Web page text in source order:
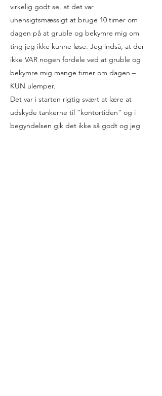
virkelig godt se, at det var
uhensigtsmæssigt at bruge 10 timer om
dagen på at gruble og bekymre mig om
ting jeg ikke kunne løse. Jeg indså, at der
ikke VAR nogen fordele ved at gruble og
bekymre mig mange timer om dagen –
KUN ulemper.
Det var i starten rigtig svært at lære at
udskyde tankerne til ”kontortiden” og i
begyndelsen gik det ikke så godt og jeg